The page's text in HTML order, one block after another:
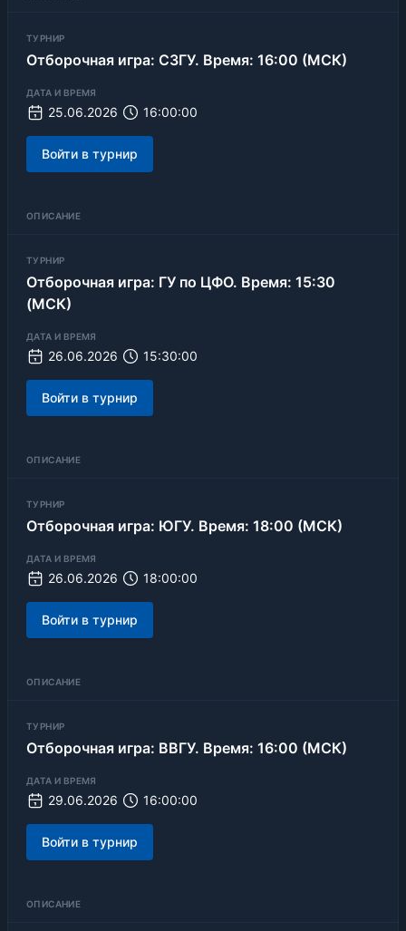
ТУРНИР
Отборочная игра: СЗГУ. Время: 16:00 (МСК)
ДАТА И ВРЕМЯ
25.06.2026 16:00:00
Войти в турнир
ОПИСАНИЕ
ТУРНИР
Отборочная игра: ГУ по ЦФО. Время: 15:30
(МСК)
ДАТА И ВРЕМЯ
26.06.2026 15:30:00
Войти в турнир
ОПИСАНИЕ
ТУРНИР
Отборочная игра: ЮГУ. Время: 18:00 (МСК)
ДАТА И ВРЕМЯ
26.06.2026 18:00:00
Войти в турнир
ОПИСАНИЕ
ТУРНИР
Отборочная игра: ВВГУ. Время: 16:00 (МСК)
ДАТА И ВРЕМЯ
29.06.2026 16:00:00
Войти в турнир
ОПИСАНИЕ